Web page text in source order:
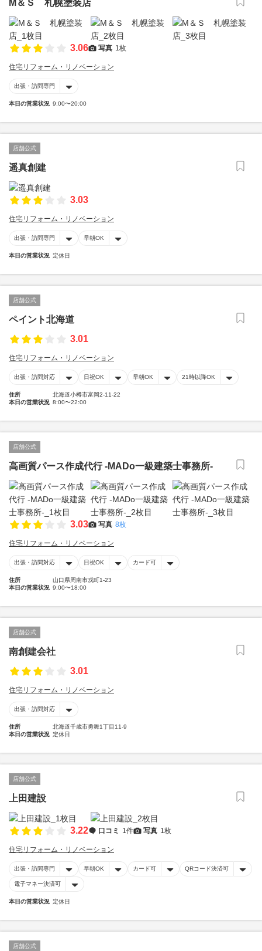
M＆Ｓ 札幌塗装店
3.06 写真 1枚
住宅リフォーム・リノベーション
出張・訪問専門
本日の営業状況 9:00〜20:00
店舗公式
遥真創建
3.03
住宅リフォーム・リノベーション
出張・訪問専門 早朝OK
本日の営業状況 定休日
店舗公式
ペイント北海道
3.01
住宅リフォーム・リノベーション
出張・訪問対応 日祝OK 早朝OK 21時以降OK
住所
北海道小樽市富岡2-11-22
本日の営業状況 8:00〜22:00
店舗公式
高画質パース作成代行 -MADo一級建築士事務所-
3.03 写真 8枚
住宅リフォーム・リノベーション
出張・訪問対応 日祝OK カード可
住所
山口県周南市戎町1-23
本日の営業状況 9:00〜18:00
店舗公式
南創建会社
3.01
住宅リフォーム・リノベーション
出張・訪問対応
住所
北海道千歳市勇舞1丁目11-9
本日の営業状況 定休日
店舗公式
上田建設
3.22 口コミ 1件 写真 1枚
住宅リフォーム・リノベーション
出張・訪問専門 早朝OK カード可 QRコード決済可
電子マネー決済可
本日の営業状況 定休日
店舗公式